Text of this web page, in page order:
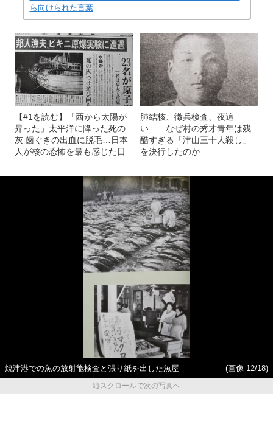
ら向けられた言葉
【#1を読む】「西から太陽が
昇った」太平洋に降った死の
灰 歯ぐきの出血に脱毛…日本
人が核の恐怖を最も感じた日
肺結核、徴兵検査、夜這
い……なぜ村の秀才青年は残
酷すぎる「津山三十人殺し」
を決行したのか
焼津港での魚の放射能検査と張り紙を出した魚屋
(画像 12/18)
縦スクロールで次の写真へ